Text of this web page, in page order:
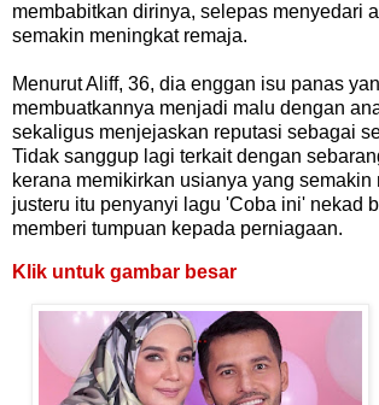
membabitkan dirinya, selepas menyedari
semakin meningkat remaja.
Menurut Aliff, 36, dia enggan isu panas
membuatkannya menjadi malu dengan
sekaligus menjejaskan reputasi sebagai
Tidak sanggup lagi terkait dengan
kerana memikirkan usianya yang semakin
justeru itu penyanyi lagu 'Coba ini' nekad
memberi tumpuan kepada perniagaan.
Klik untuk gambar besar